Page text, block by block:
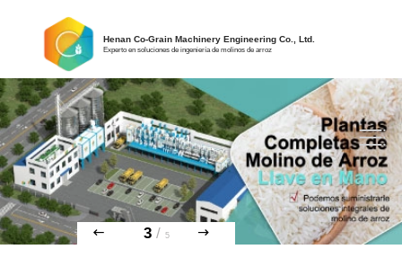
Henan Co-Grain Machinery Engineering Co., Ltd.
Experto en soluciones de ingeniería de molinos de arroz
3/ 5